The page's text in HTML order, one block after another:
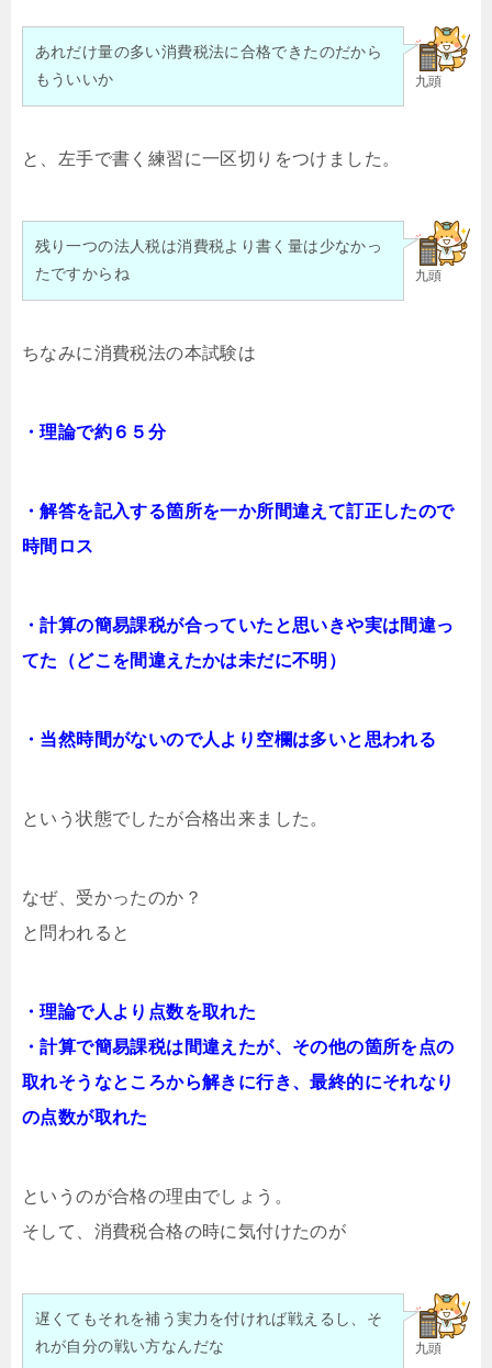
九頭
あれだけ量の多い消費税法に合格できたのだから
もういいか
と、左手で書く練習に一区切りをつけました。
九頭
残り一つの法人税は消費税より書く量は少なかっ
たですからね
ちなみに消費税法の本試験は
・理論で約６５分
・解答を記入する箇所を一か所間違えて訂正したので
時間ロス
・計算の簡易課税が合っていたと思いきや実は間違っ
てた（どこを間違えたかは未だに不明）
・当然時間がないので人より空欄は多いと思われる
という状態でしたが合格出来ました。
なぜ、受かったのか？
と問われると
・理論で人より点数を取れた
・計算で簡易課税は間違えたが、その他の箇所を点の
取れそうなところから解きに行き、最終的にそれなり
の点数が取れた
というのが合格の理由でしょう。
そして、消費税合格の時に気付けたのが
九頭
遅くてもそれを補う実力を付ければ戦えるし、そ
れが自分の戦い方なんだな